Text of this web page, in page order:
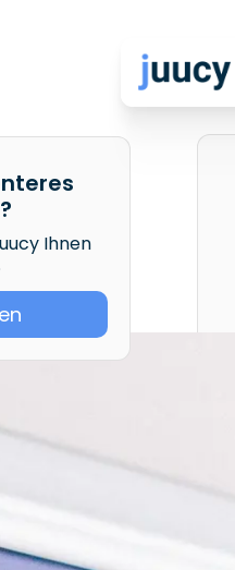
Ihnen